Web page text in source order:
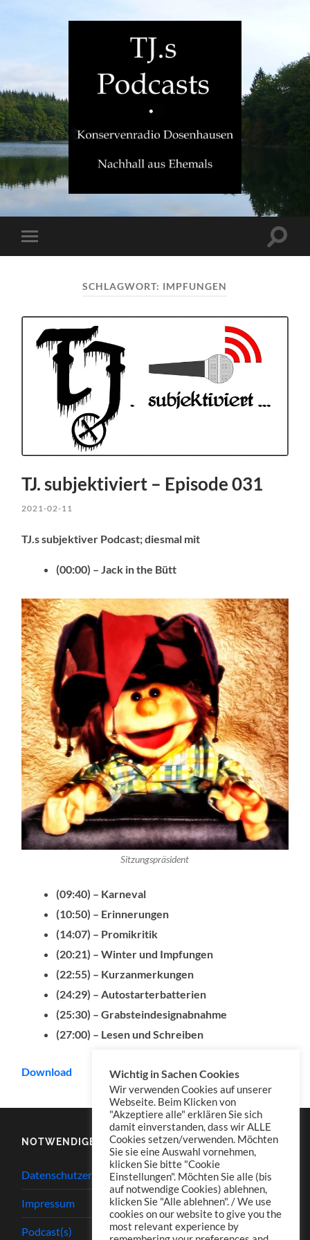
TJ.s
Mobile-
Menü
SCHLAGWORT: IMPFUNGEN
TJ. subjektiviert – Episode 031
2021-02-11
TJ.s subjektiver Podcast; diesmal mit
(00:00) – Jack in the Bütt
Sitzungspräsident
(09:40) – Karneval
(10:50) – Erinnerungen
(14:07) – Promikritik
(20:21) – Winter und Impfungen
(22:55) – Kurzanmerkungen
(24:29) – Autostarterbatterien
(25:30) – Grabsteindesignabnahme
(27:00) – Lesen und Schreiben
Download
NOTWENDIGES
Datenschutzerklärung
Impressum
Podcast(s)
Wichtig in Sachen Cookies
Wir verwenden Cookies auf unserer
Webseite. Beim Klicken von
"Akzeptiere alle" erklären Sie sich
damit einverstanden, dass wir ALLE
Cookies setzen/verwenden. Möchten
Sie sie eine Auswahl vornehmen,
klicken Sie bitte "Cookie
Einstellungen". Möchten Sie alle (bis
auf notwendige Cookies) ablehnen,
klicken Sie "Alle ablehnen". / We use
cookies on our website to give you the
most relevant experience by